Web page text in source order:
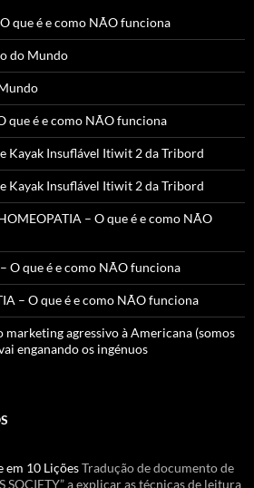
que é e como NÃO funciona
do Mundo
que é e como NÃO funciona
Kayak Insuflável Itiwit 2 da Tribord
Kayak Insuflável Itiwit 2 da Tribord
– O que é e como NÃO
O que é e como NÃO funciona
– O que é e como NÃO funciona
marketing agressivo à Americana (somos
enganando os ingénuos
em 10 LiçõesTradução de documento de
SOCIETY” a explicar as técnicas de leitura